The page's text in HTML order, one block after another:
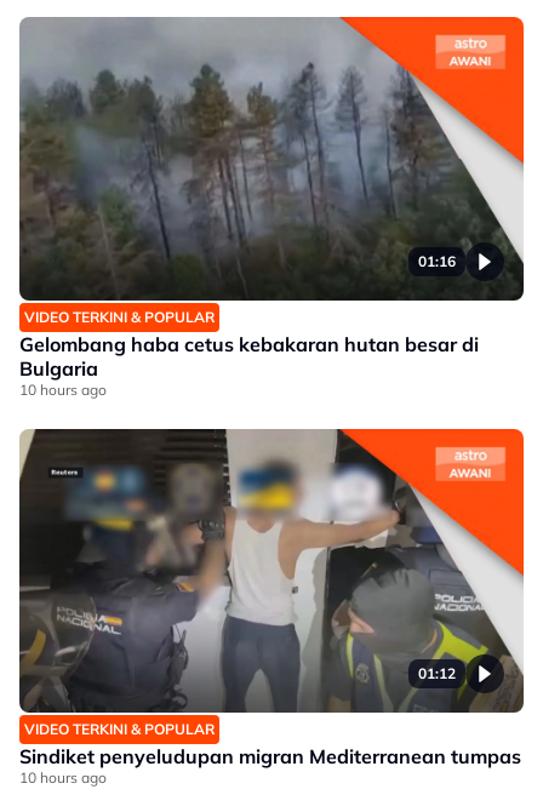
01:16
VIDEO TERKINI & POPULAR
Gelombang haba cetus kebakaran hutan besar di
Bulgaria
10 hours ago
01:12
VIDEO TERKINI & POPULAR
Sindiket penyeludupan migran Mediterranean tumpas
10 hours ago